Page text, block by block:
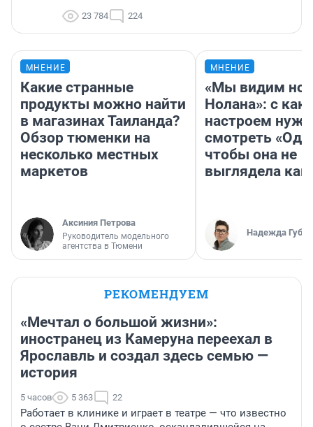
23 784 224
МНЕНИЕ
Какие странные
продукты можно найти
в магазинах Таиланда?
Обзор тюменки на
несколько местных
маркетов
Аксиния Петрова
Руководитель модельного
агентства в Тюмени
МНЕНИЕ
«Мы видим
Нолана»: с
настроем
смотреть
чтобы она не
выглядела как
Надежда
РЕКОМЕНДУЕМ
«Мечтал о большой жизни»:
иностранец из Камеруна переехал в
Ярославль и создал здесь семью —
история
5 часов 5 363 22
Работает в клинике и играет в театре — что известно